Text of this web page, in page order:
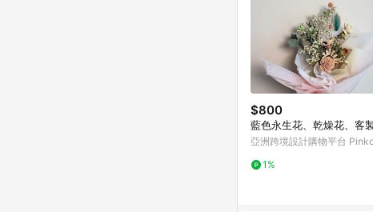
$800
藍色永生花、乾燥花、客
亞洲跨境設計購物平台
1%